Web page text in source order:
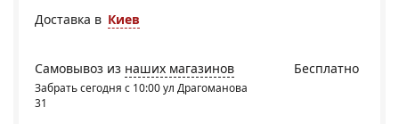
Доставка в Киев
Бесплатно
Самовывоз из наших магазинов
Забрать сегодня с 10:00 ул Драгоманова
31